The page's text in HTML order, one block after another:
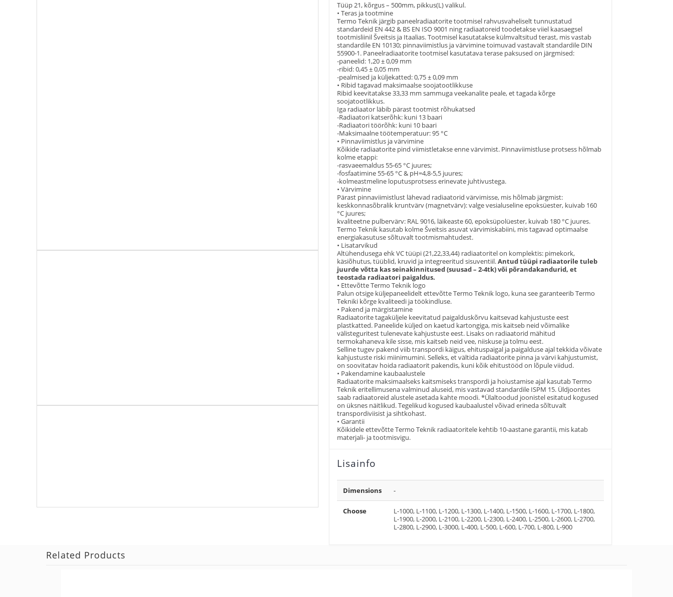
Tüüp 21, kõrgus – 500mm, pikkus(L) valikul.
• Teras ja tootmine
Termo Teknik järgib paneelradiaatorite tootmisel rahvusvaheliselt tunnustatud
standardeid EN 442 & BS EN ISO 9001 ning radiaatoreid toodetakse viiel kaasaegsel
tootmisliinil Šveitsis ja Itaalias. Tootmisel kasutatakse külmvaltsitud terast, mis vastab
standardile EN 10130; pinnaviimistlus ja värvimine toimuvad vastavalt standardile DIN
55900-1. Paneelradiaatorite tootmisel kasutatava terase paksused on järgmised:
-paneelid: 1,20 ± 0,09 mm
-ribid: 0,45 ± 0,05 mm
-pealmised ja küljekatted: 0,75 ± 0,09 mm
• Ribid tagavad maksimaalse soojatootlikkuse
Ribid keevitatakse 33,33 mm sammuga veekanalite peale, et tagada kõrge
soojatootlikkus.
Iga radiaator läbib pärast tootmist rõhukatsed
-Radiaatori katserõhk: kuni 13 baari
-Radiaatori töörõhk: kuni 10 baari
-Maksimaalne töötemperatuur: 95 °C
• Pinnaviimistlus ja värvimine
Kõikide radiaatorite pind viimistletakse enne värvimist. Pinnaviimistluse protsess hõlmab
kolme etappi:
-rasvaeemaldus 55-65 °C juures;
-fosfaatimine 55-65 °C & pH=4,8-5,5 juures;
-kolmeastmeline loputusprotsess erinevate juhtivustega.
• Värvimine
Pärast pinnaviimistlust lähevad radiaatorid värvimisse, mis hõlmab järgmist:
keskkonnasõbralik kruntvärv (magnetvärv): valge vesialuseline epoksüester, kuivab 160
°C juures;
kvaliteetne pulbervärv: RAL 9016, läikeaste 60, epoksüpolüester, kuivab 180 °C juures.
Termo Teknik kasutab kolme Šveitsis asuvat värvimiskabiini, mis tagavad optimaalse
energiakasutuse sõltuvalt tootmismahtudest.
• Lisatarvikud
Altühendusega ehk VC tüüpi (21,22,33,44) radiaatoritel on komplektis: pimekork,
käsiõhutus, tüüblid, kruvid ja integreeritud sisuventiil.Antud tüüpi radiaatorile tuleb
juurde võtta kas seinakinnitused (suusad – 2-4tk) või põrandakandurid, et
teostada radiaatori paigaldus.
• Ettevõtte Termo Teknik logo
Palun otsige küljepaneelidelt ettevõtte Termo Teknik logo, kuna see garanteerib Termo
Tekniki kõrge kvaliteedi ja töökindluse.
• Pakend ja märgistamine
Radiaatorite tagaküljele keevitatud paigalduskõrvu kaitsevad kahjustuste eest
plastkatted. Paneelide küljed on kaetud kartongiga, mis kaitseb neid võimalike
välisteguritest tulenevate kahjustuste eest. Lisaks on radiaatorid mähitud
termokahaneva kile sisse, mis kaitseb neid vee, niiskuse ja tolmu eest.
Selline tugev pakend viib transpordi käigus, ehituspaigal ja paigalduse ajal tekkida võivate
kahjustuste riski miinimumini. Selleks, et vältida radiaatorite pinna ja värvi kahjustumist,
on soovitatav hoida radiaatorit pakendis, kuni kõik ehitustööd on lõpule viidud.
• Pakendamine kaubaalustele
Radiaatorite maksimaalseks kaitsmiseks transpordi ja hoiustamise ajal kasutab Termo
Teknik eritellimusena valminud aluseid, mis vastavad standardile ISPM 15. Üldjoontes
saab radiaatoreid alustele asetada kahte moodi. *Ülaltoodud joonistel esitatud kogused
on üksnes näitlikud. Tegelikud kogused kaubaalustel võivad erineda sõltuvalt
transpordiviisist ja sihtkohast.
• Garantii
Kõikidele ettevõtte Termo Teknik radiaatoritele kehtib 10-aastane garantii, mis katab
materjali- ja tootmisvigu.
Lisainfo
Dimensions -
Choose
L-1000, L-1100, L-1200, L-1300, L-1400, L-1500, L-1600, L-1700, L-1800,
L-1900, L-2000, L-2100, L-2200, L-2300, L-2400, L-2500, L-2600, L-2700,
L-2800, L-2900, L-3000, L-400, L-500, L-600, L-700, L-800, L-900
Related Products